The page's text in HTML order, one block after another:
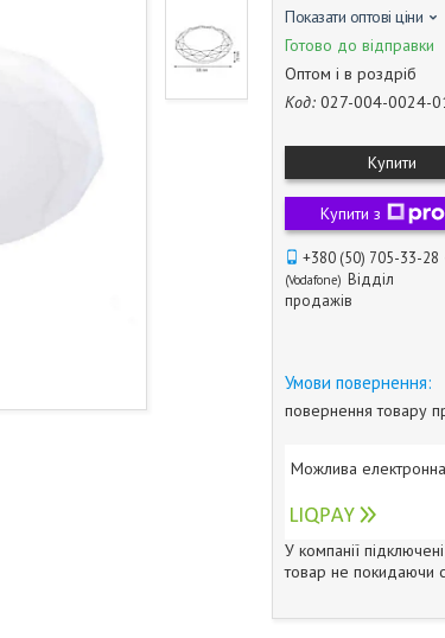
Показати оптові ціни
Готово до відправки
Оптом і в роздріб
Код: 027-004-0024-
Купити
Купити з
+380 (50) 705-33-28
Vodafone Відділ
продажів
повернення товару
У компанії
товар не покидаючи